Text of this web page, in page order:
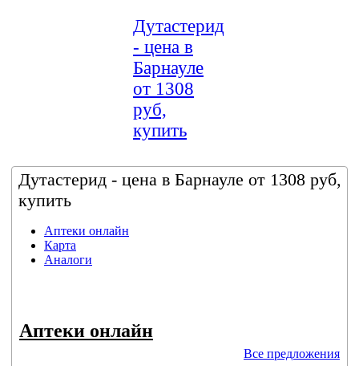
Дутастерид
- цена в
Барнауле
от 1308
руб,
купить
Дутастерид - цена в Барнауле от 1308 руб,
купить
Аптеки онлайн
Карта
Аналоги
Аптеки онлайн
Все предложения